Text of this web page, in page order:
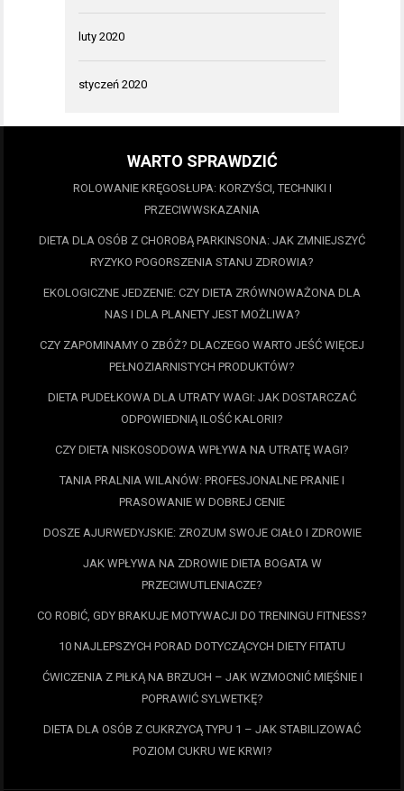
luty 2020
styczeń 2020
WARTO SPRAWDZIĆ
ROLOWANIE KRĘGOSŁUPA: KORZYŚCI, TECHNIKI I
PRZECIWWSKAZANIA
DIETA DLA OSÓB Z CHOROBĄ PARKINSONA: JAK ZMNIEJSZYĆ
RYZYKO POGORSZENIA STANU ZDROWIA?
EKOLOGICZNE JEDZENIE: CZY DIETA ZRÓWNOWAŻONA DLA
NAS I DLA PLANETY JEST MOŻLIWA?
CZY ZAPOMINAMY O ZBÓŻ? DLACZEGO WARTO JEŚĆ WIĘCEJ
PEŁNOZIARNISTYCH PRODUKTÓW?
DIETA PUDEŁKOWA DLA UTRATY WAGI: JAK DOSTARCZAĆ
ODPOWIEDNIĄ ILOŚĆ KALORII?
CZY DIETA NISKOSODOWA WPŁYWA NA UTRATĘ WAGI?
TANIA PRALNIA WILANÓW: PROFESJONALNE PRANIE I
PRASOWANIE W DOBREJ CENIE
DOSZE AJURWEDYJSKIE: ZROZUM SWOJE CIAŁO I ZDROWIE
JAK WPŁYWA NA ZDROWIE DIETA BOGATA W
PRZECIWUTLENIACZE?
CO ROBIĆ, GDY BRAKUJE MOTYWACJI DO TRENINGU FITNESS?
10 NAJLEPSZYCH PORAD DOTYCZĄCYCH DIETY FITATU
ĆWICZENIA Z PIŁKĄ NA BRZUCH – JAK WZMOCNIĆ MIĘŚNIE I
POPRAWIĆ SYLWETKĘ?
DIETA DLA OSÓB Z CUKRZYCĄ TYPU 1 – JAK STABILIZOWAĆ
POZIOM CUKRU WE KRWI?